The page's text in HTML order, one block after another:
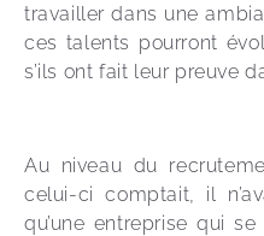
travailler dans une
ces talents pourront
s’ils ont fait leur preuve
Au niveau du
celui-ci comptait, il
qu’une entreprise qui